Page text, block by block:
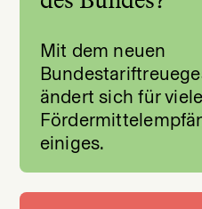
Mit dem neuen
ändert sich für viele
einiges.